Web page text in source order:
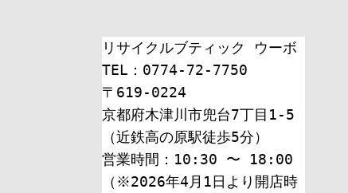
リサイクルブティック ウーボ
TEL：0774-72-7750
〒619-0224
京都府木津川市兜台7丁目1-5
（近鉄高の原駅徒歩5分）
営業時間：10:30 〜 18:00
（※2026年4月1日より開店時